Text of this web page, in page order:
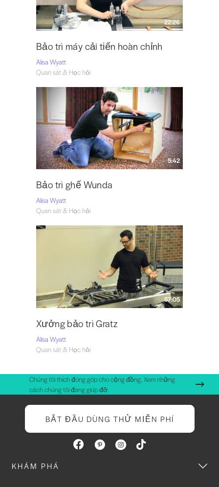
22:26
Bảo trì máy cải tiến hoàn chỉnh
Alisa Wyatt
Quan sát & Học hỏi
5:42
Bảo trì ghế Wunda
Alisa Wyatt
Quan sát & Học hỏi
57:05
Xưởng bảo trì Gratz
Alisa Wyatt
Quan sát & Học hỏi
Chúng tôi thích đóng góp cho cộng đồng. Xem những
cách chúng tôi đang giúp đỡ.
BẮT ĐẦU DÙNG THỬ MIỄN PHÍ
KHÁM PHÁ